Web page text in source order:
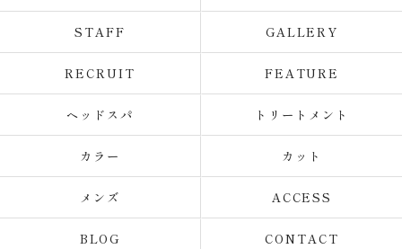
STAFF GALLERY
RECRUIT FEATURE
ヘッドスパ トリートメント
カラー カット
メンズ ACCESS
BLOG CONTACT